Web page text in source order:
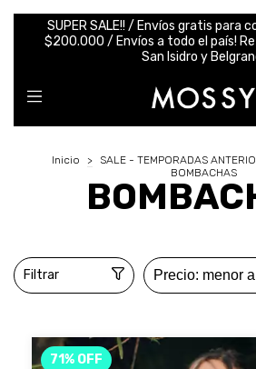
SUPER SALE!! / Envíos gratis para
$200.000 / Envíos a todo el país!
San Isidro y
Inicio > SALE - TEMPORADAS
BOMBACHAS
Filtrar
71% OFF